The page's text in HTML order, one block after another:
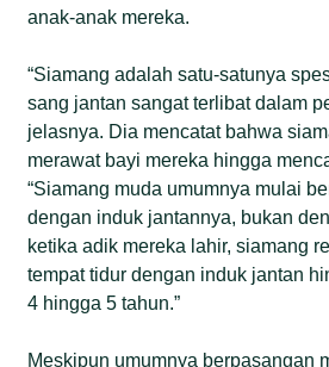
anak-anak mereka.
“Siamang adalah satu-satunya
sang jantan sangat terlibat dalam
jelasnya. Dia mencatat bahwa
merawat bayi mereka hingga
“Siamang muda umumnya mulai
dengan induk jantannya, bukan
ketika adik mereka lahir, siamang
tempat tidur dengan induk jantan
4 hingga 5 tahun.”
Meskipun umumnya berpasangan